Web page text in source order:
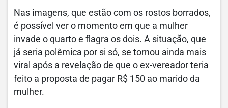
Nas imagens, que estão com os rostos borrados,
é possível ver o momento em que a mulher
invade o quarto e flagra os dois. A situação, que
já seria polêmica por si só, se tornou ainda mais
viral após a revelação de que o ex-vereador teria
feito a proposta de pagar R$ 150 ao marido da
mulher.